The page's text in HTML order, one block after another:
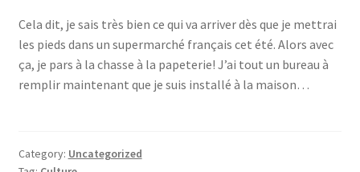
Cela dit, je sais très bien ce qui va arriver dès que je mettrai
les pieds dans un supermarché français cet été. Alors avec
ça, je pars à la chasse à la papeterie! J’ai tout un bureau à
remplir maintenant que je suis installé à la maison…
Category: Uncategorized